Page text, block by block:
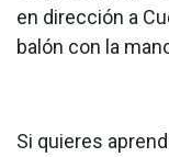
en dirección a
balón con la
Si quieres